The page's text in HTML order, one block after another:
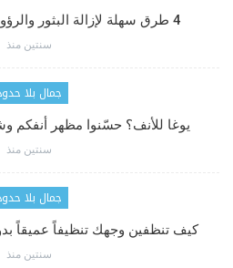
4 طرق سهلة لإزالة البثور والرؤوس السوداء عن الظهر
سنتين منذ
جمال بلا
يوغا للأنف؟ حسّنوا مظهر أنفكم
سنتين منذ
جمال بلا
كيف تنظفين وجهك تنظيفاً عميقاً
سنتين منذ